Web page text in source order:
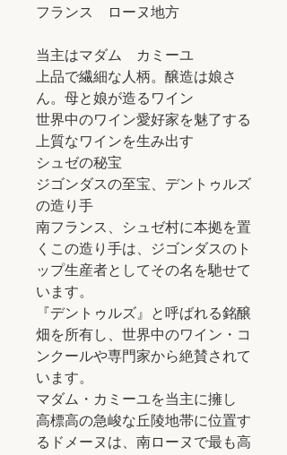
フランス ローヌ地方
当主はマダム カミーユ
上品で繊細な人柄。醸造は娘さ
ん。母と娘が造るワイン
世界中のワイン愛好家を魅了する
上質なワインを生み出す
シュゼの秘宝
ジゴンダスの至宝、デントゥルズ
の造り手
南フランス、シュゼ村に本拠を置
くこの造り手は、ジゴンダスのト
ップ生産者としてその名を馳せて
います。
『デントゥルズ』と呼ばれる銘醸
畑を所有し、世界中のワイン・コ
ンクールや専門家から絶賛されて
います。
マダム・カミーユを当主に擁し
高標高の急峻な丘陵地帯に位置す
るドメーヌは、南ローヌで最も高